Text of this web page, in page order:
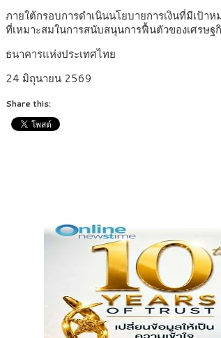
ภายใต้กรอบการดำเนินนโยบายการเงินที่มีเป้า
ที่เหมาะสมในการสนับสนุนการฟื้นตัวของเศรษ
ธนาคารแห่งประเทศไทย
24 มิถุนายน 2569
Share this: